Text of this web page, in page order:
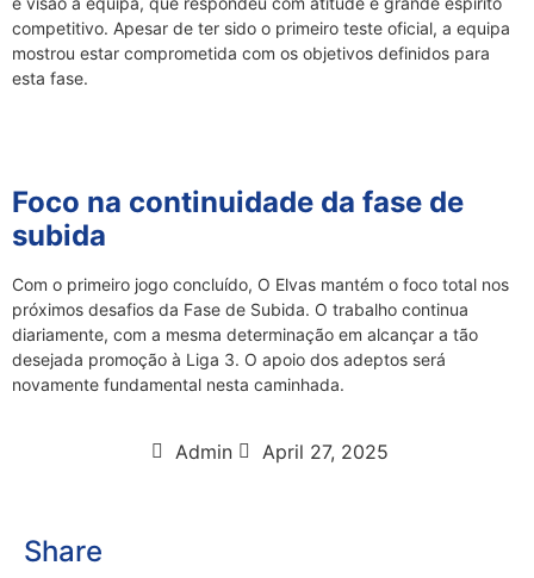
competitivo. Apesar de ter sido o primeiro teste oficial, a equipa
mostrou estar comprometida com os objetivos definidos para
esta fase.
Foco na continuidade da fase de
subida
Com o primeiro jogo concluído, O Elvas mantém o foco total nos
próximos desafios da Fase de Subida. O trabalho continua
diariamente, com a mesma determinação em alcançar a tão
desejada promoção à Liga 3. O apoio dos adeptos será
novamente fundamental nesta caminhada.
Admin April 27, 2025
Share